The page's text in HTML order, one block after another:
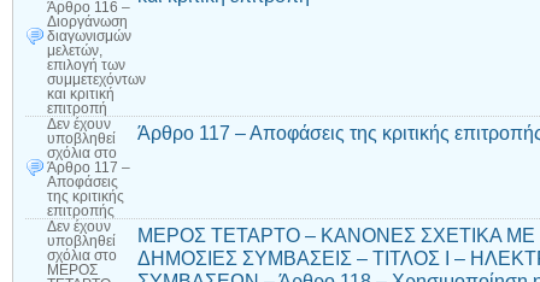
Άρθρο 116 –
Διοργάνωση
διαγωνισμών
μελετών,
επιλογή των
συμμετεχόντων
και κριτική
επιτροπή
Δεν έχουν
υποβληθεί
σχόλια στο
Άρθρο 117 –
Αποφάσεις
της κριτικής
επιτροπής
Άρθρο 117 – Αποφάσεις της κριτικής
Δεν έχουν
υποβληθεί
σχόλια στο
ΜΕΡΟΣ
ΜΕΡΟΣ ΤΕΤΑΡΤΟ – ΚΑΝΟΝΕΣ ΣΧΕΤΙΚΑ ΜΕ
ΔΗΜΟΣΙΕΣ ΣΥΜΒΑΣΕΙΣ – ΤΙΤΛΟΣ Ι –